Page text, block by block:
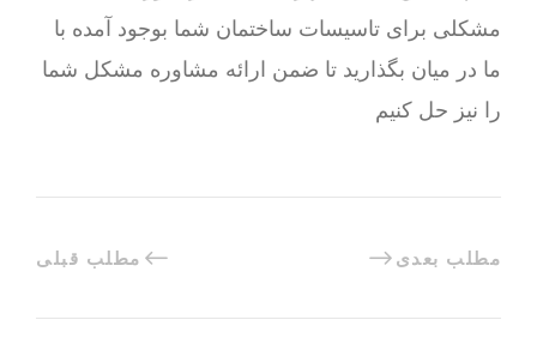
مشکلی برای تاسیسات ساختمان شما بوجود آمده با
ما در میان بگذارید تا ضمن ارائه مشاوره مشکل شما
را نیز حل کنیم
مطلب قبلی مطلب بعدی